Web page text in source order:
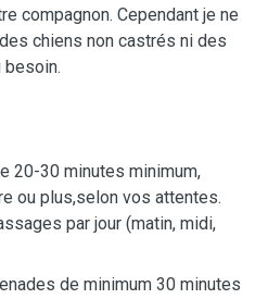
compagnon. Cependant je ne
chiens non castrés ni des
besoin.
20-30 minutes minimum,
ou plus,selon vos attentes.
par jour (matin, midi,
de minimum 30 minutes